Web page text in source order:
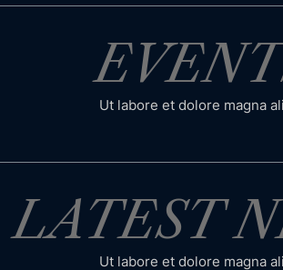
Ut labore et dolore magna
LATEST
Ut labore et dolore magna